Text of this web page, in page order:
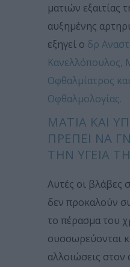
ματιών εξαιτίας
αυξημένης
εξηγεί ο δρ
Κανελλόπουλος,
Οφθαλμίατρος
Οφθαλμολογίας.
ΜΆΤΙΑ ΚΑΙ
ΠΡΈΠΕΙ ΝΑ
ΤΗΝ ΥΓΕΊΑ
Αυτές οι βλάβες
δεν προκαλούν
το πέρασμα του
συσσωρεύονται
αλλοιώσεις